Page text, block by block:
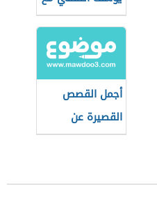
هند بنت المهلب
أجمل القصص
القصيرة عن
التفاؤل